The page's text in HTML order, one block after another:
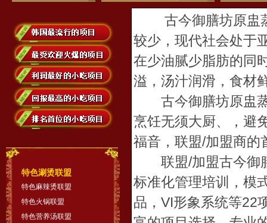
特色涮烫联盟
特色麻辣烫联盟
特色火锅联盟
特色营养汤联盟
古今御膳坊原盅蒸
较少，现代社会处于
在少油腻少脂肪的同
溢，汤汁润滑，食材
古今御膳坊原盅蒸
烹饪无须大厨、，避
福音，联盟/加盟商的
联盟/加盟古今御膳
标准化管理培训，模
品，VI形象系统等22